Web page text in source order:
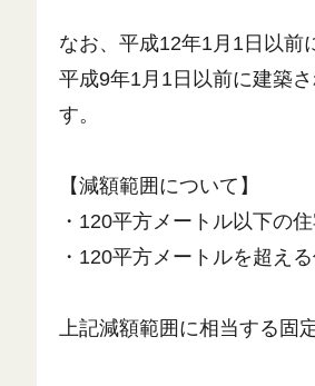
なお、平成12年1月1日以前
平成9年1月1日以前に建築
す。
【減額範囲について】
・120平方メートル以下の
・120平方メートルを超え
上記減額範囲に相当する固